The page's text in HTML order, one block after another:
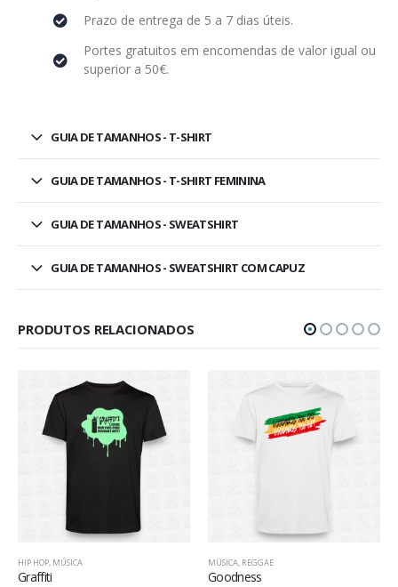
Prazo de entrega de 5 a 7 dias úteis.
Portes gratuitos em encomendas de valor igual ou
superior a 50€.
GUIA DE TAMANHOS - T-SHIRT
GUIA DE TAMANHOS - T-SHIRT FEMININA
GUIA DE TAMANHOS - SWEATSHIRT
GUIA DE TAMANHOS - SWEATSHIRT COM CAPUZ
PRODUTOS RELACIONADOS
HIP HOP, MÚSICA
Graffiti
MÚSICA, REGGAE
Goodness